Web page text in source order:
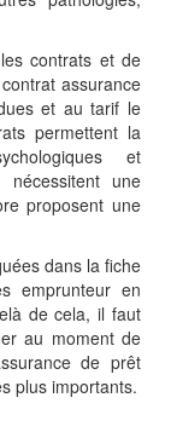
contrats et de
assurance
et au tarif le
permettent la
et
nécessitent une
proposent une
dans la fiche
emprunteur en
de cela, il faut
au moment de
de prêt
plus importants.